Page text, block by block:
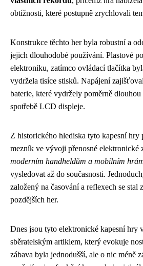
obtížnosti, které postupně zrychlovali
Konstrukce těchto her byla robustní a
jejich dlouhodobé používání. Plastové
elektroniku, zatímco ovládací tlačítka
vydržela tisíce stisků. Napájení
baterie, které vydržely poměrně
spotřebě LCD displeje.
Z historického hlediska tyto kapesní hry
mezník ve vývoji přenosné elektronické
moderním handheldům a mobilním
vysledovat až do současnosti.
založený na časování a reflexech se stal
pozdějších her.
Dnes jsou tyto elektronické kapesní hry
sběratelským artiklem, který evokuje
zábava byla jednodušší, ale o nic méně